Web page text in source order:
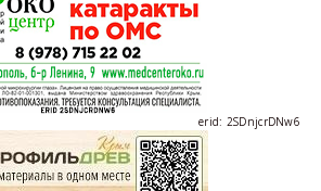
erid: 2SDnjcrDNw6